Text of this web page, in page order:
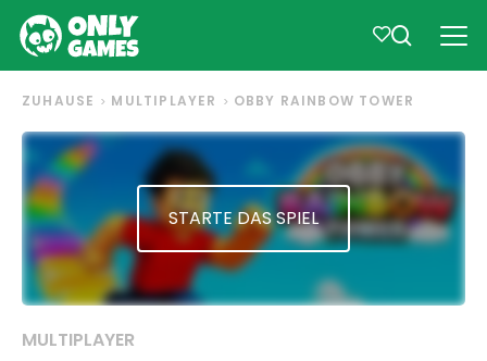
ZUHAUSE MULTIPLAYER OBBY RAINBOW TOWER
STARTE DAS SPIEL
MULTIPLAYER